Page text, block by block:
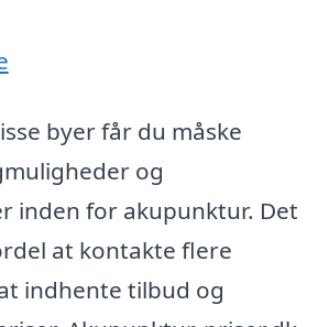
byer får du måske
og
inden for akupunktur. Det
at kontakte flere
indhente tilbud og